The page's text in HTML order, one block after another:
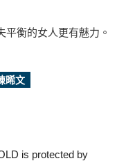
衡的女人更有魅力。
晞文
is protected by